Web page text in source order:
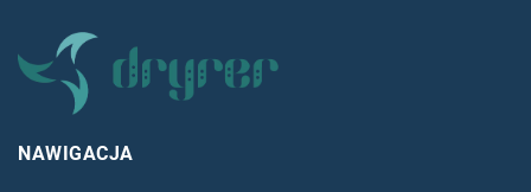
NAWIGACJA